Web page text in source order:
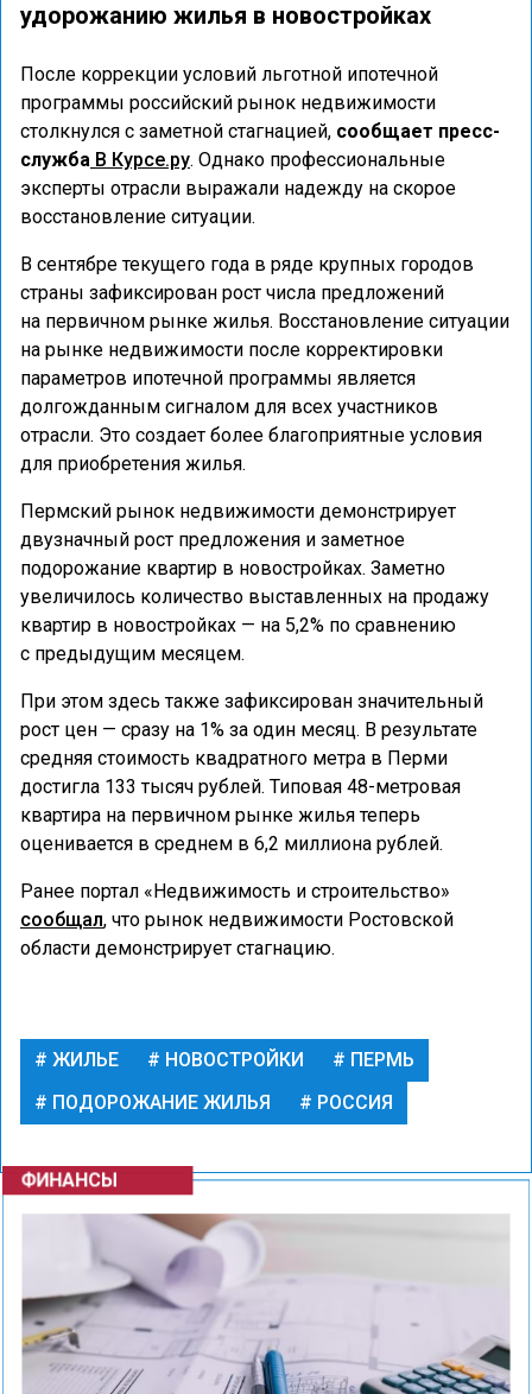
удорожанию жилья в новостройках
После коррекции условий льготной ипотечной
программы российский рынок недвижимости
столкнулся с заметной стагнацией, сообщает пресс-
служба В Курсе.ру. Однако профессиональные
эксперты отрасли выражали надежду на скорое
восстановление ситуации.
В сентябре текущего года в ряде крупных городов
страны зафиксирован рост числа предложений
на первичном рынке жилья. Восстановление ситуации
на рынке недвижимости после корректировки
параметров ипотечной программы является
долгожданным сигналом для всех участников
отрасли. Это создает более благоприятные условия
для приобретения жилья.
Пермский рынок недвижимости демонстрирует
двузначный рост предложения и заметное
подорожание квартир в новостройках. Заметно
увеличилось количество выставленных на продажу
квартир в новостройках — на 5,2% по сравнению
с предыдущим месяцем.
При этом здесь также зафиксирован значительный
рост цен — сразу на 1% за один месяц. В результате
средняя стоимость квадратного метра в Перми
достигла 133 тысяч рублей. Типовая 48-метровая
квартира на первичном рынке жилья теперь
оценивается в среднем в 6,2 миллиона рублей.
Ранее портал «Недвижимость и строительство»
сообщал, что рынок недвижимости Ростовской
области демонстрирует стагнацию.
ЖИЛЬЕ НОВОСТРОЙКИ
ПЕРМЬ
ПОДОРОЖАНИЕ ЖИЛЬЯ
РОССИЯ
ФИНАНСЫ